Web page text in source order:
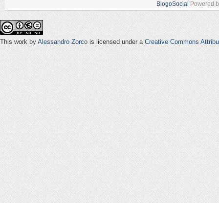
BlogoSocial Powered
This work by Alessandro Zorco is licensed under a Creative Commons